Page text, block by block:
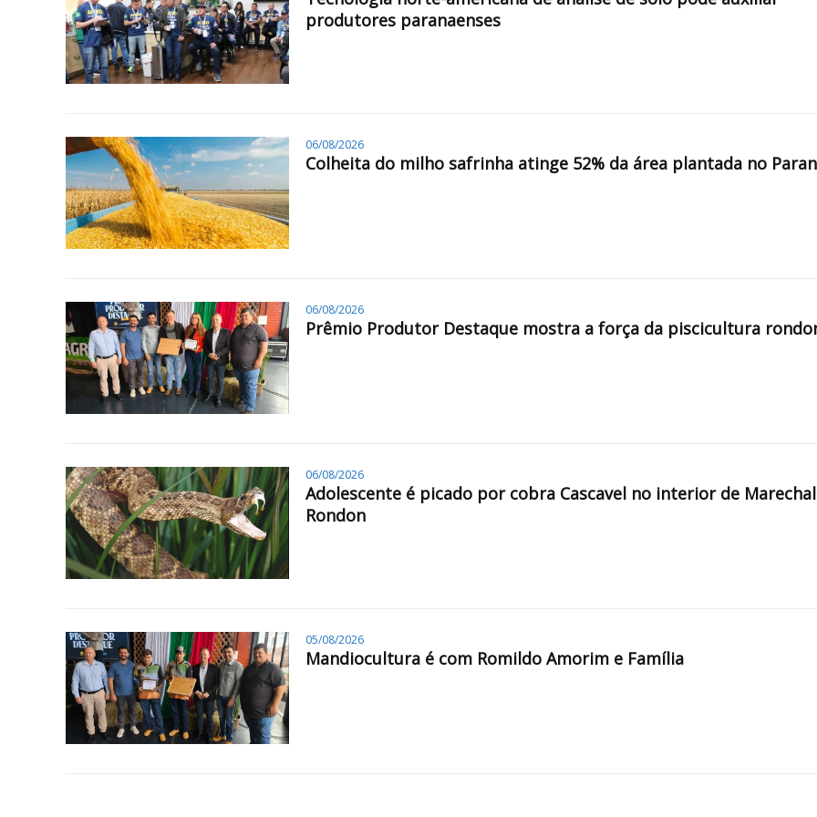
produtores paranaenses
06/08/2026
Colheita do milho safrinha atinge 52% da área plantada no
06/08/2026
Prêmio Produtor Destaque mostra a força da piscicultura
06/08/2026
Adolescente é picado por cobra Cascavel no interior de Marechal
Rondon
05/08/2026
Mandiocultura é com Romildo Amorim e Família